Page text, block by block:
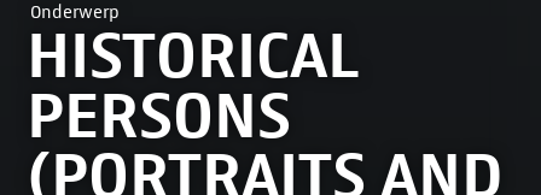
Onderwerp
HISTORICAL
PERSONS
(PORTRAITS AND